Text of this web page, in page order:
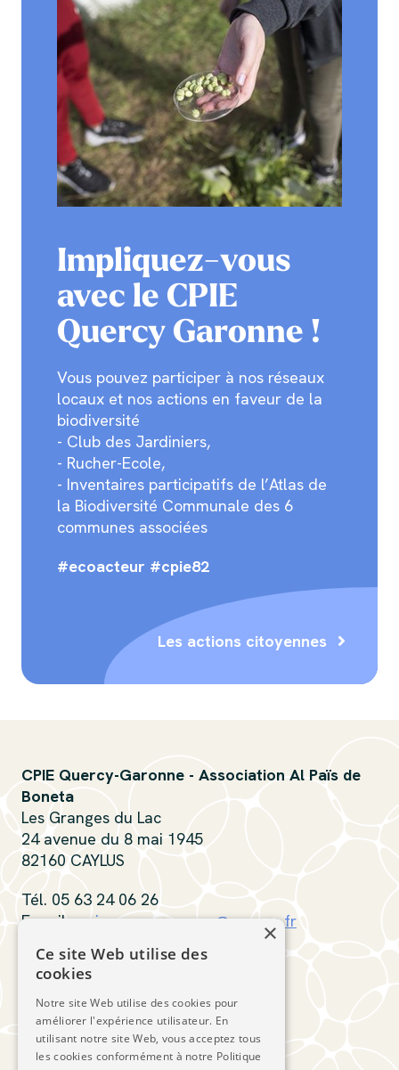
Impliquez-vous
avec le CPIE
Quercy Garonne !
Vous pouvez participer à nos réseaux
locaux et nos actions en faveur de la
biodiversité
- Club des Jardiniers,
- Rucher-Ecole,
- Inventaires participatifs de l’Atlas de
la Biodiversité Communale des 6
communes associées
#ecoacteur #cpie82
Les actions citoyennes
CPIE Quercy-Garonne - Association Al Païs de
Boneta
Les Granges du Lac
24 avenue du 8 mai 1945
82160 CAYLUS
Tél. 05 63 24 06 26
E-mail :cpiequercygaronne@orange.fr
Contactez-nous
Suivez-nous
×
Ce site Web utilise des
cookies
Notre site Web utilise des cookies pour
améliorer l'expérience utilisateur. En
utilisant notre site Web, vous acceptez tous
les cookies conformément à notre Politique